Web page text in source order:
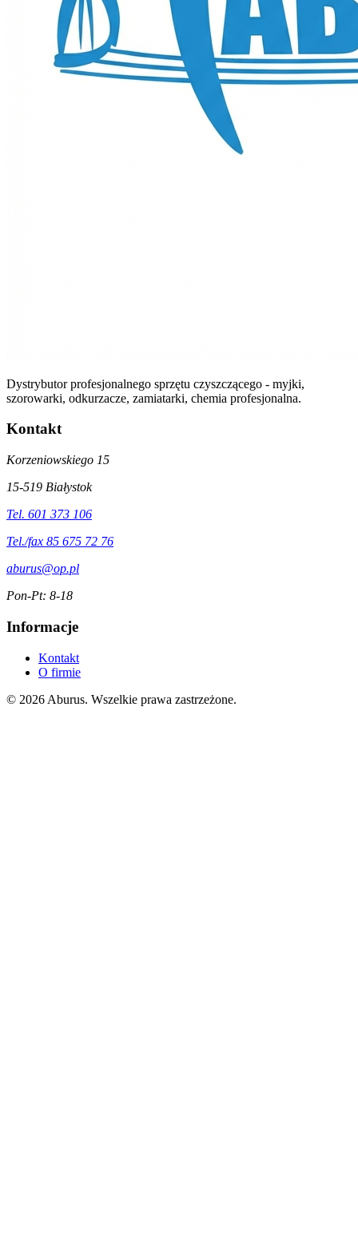
Dystrybutor profesjonalnego sprzętu czyszczącego - myjki,
szorowarki, odkurzacze, zamiatarki, chemia profesjonalna.
Kontakt
Korzeniowskiego 15
15-519 Białystok
Tel. 601 373 106
Tel./fax 85 675 72 76
aburus@op.pl
Pon-Pt: 8-18
Informacje
Kontakt
O firmie
© 2026 Aburus. Wszelkie prawa zastrzeżone.